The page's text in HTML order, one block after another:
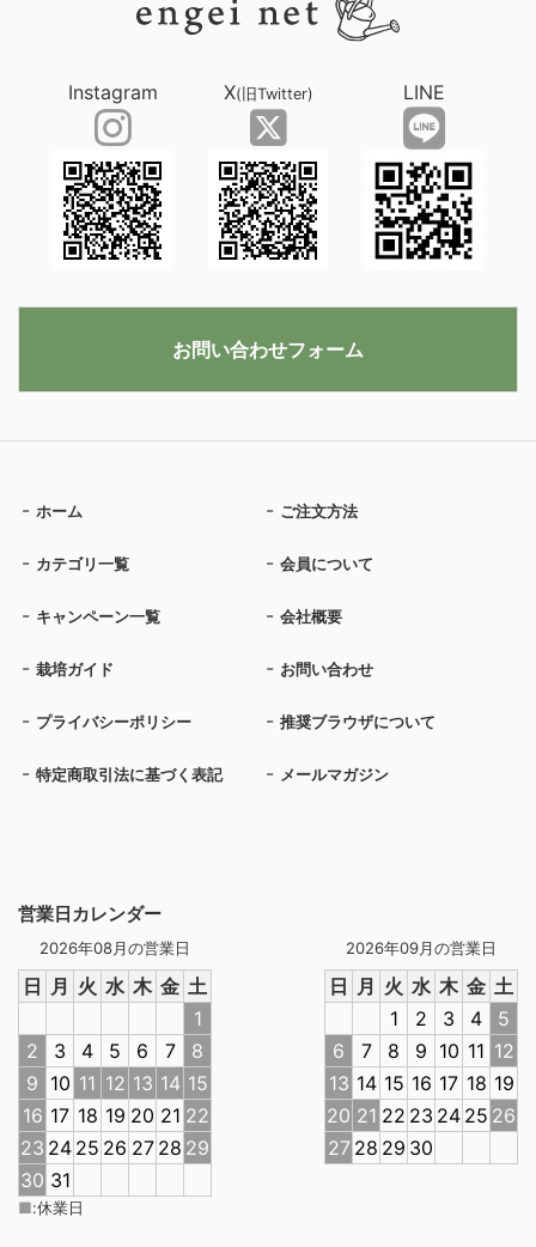
営業日カレンダー
2026年08月の営業日
日 月 火 水 木 金 土
1
2
3 4 5 6 7
8
9 10 11 12 13 14 15
16 17 18 19 20 21 22
23 24 25 26 27 28 29
30 31
2026年09月の営業日
日 月 火 水 木 金 土
1
2 3 4
5
6
7 8 9 10 11 12
13 14 15 16 17 18 19
20 21 22 23 24 25 26
27 28 29 30
■:休業日
ホーム ご注文方法
カテゴリ一覧 会員について
キャンペーン一覧 会社概要
栽培ガイド お問い合わせ
プライバシーポリシー 推奨ブラウザについて
特定商取引法に基づく表記 メールマガジン
Instagram X(旧Twitter) LINE
お問い合わせフォーム